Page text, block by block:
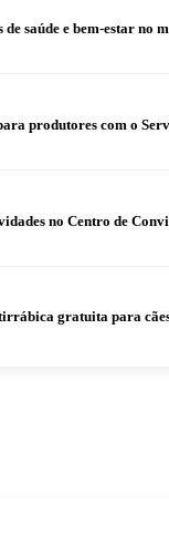
saúde e bem-estar no
produtores com o
no Centro de
gratuita para cães